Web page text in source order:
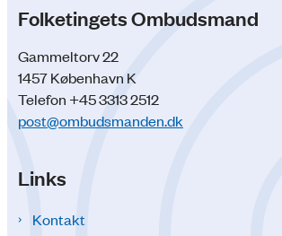
Folketingets Ombudsmand
Gammeltorv 22
1457 København K
Telefon +45 3313 2512
post@ombudsmanden.dk
Links
Kontakt